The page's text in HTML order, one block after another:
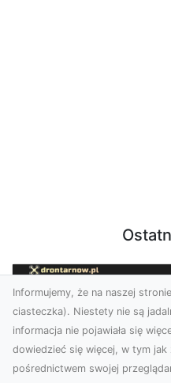
Informujemy, że na naszej
ciasteczka). Niestety nie są
informacja nie pojawiała się
dowiedzieć się więcej, w tym
pośrednictwem swojej